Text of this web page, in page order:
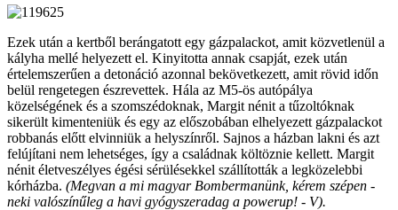
Ezek után a kertből berángatott egy gázpalackot, amit közvetlenül a
kályha mellé helyezett el. Kinyitotta annak csapját, ezek után
értelemszerűen a detonáció azonnal bekövetkezett, amit rövid időn
belül rengetegen észrevettek. Hála az M5-ös autópálya
közelségének és a szomszédoknak, Margit nénit a tűzoltóknak
sikerült kimenteniük és egy az előszobában elhelyezett gázpalackot
robbanás előtt elvinniük a helyszínről. Sajnos a házban lakni és azt
felújítani nem lehetséges, így a családnak költöznie kellett. Margit
nénit életveszélyes égési sérülésekkel szállították a legközelebbi
kórházba. (Megvan a mi magyar Bombermanünk, kérem szépen -
neki valószínűleg a havi gyógyszeradag a powerup! - V).